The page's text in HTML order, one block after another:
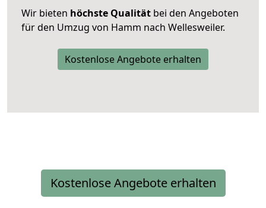
Wir bieten höchste Qualität bei den Angeboten
für den Umzug von Hamm nach Wellesweiler.
Kostenlose Angebote erhalten
Kostenlose Angebote erhalten